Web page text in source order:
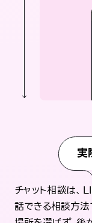
実
チャット相談は
話できる相談方法